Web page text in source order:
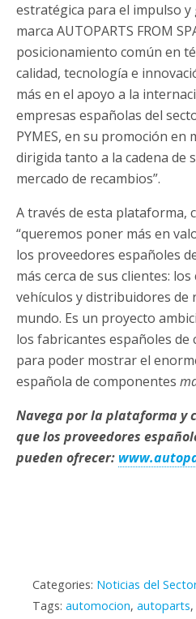
estratégica para el impulso y
marca AUTOPARTS FROM
posicionamiento común en
calidad, tecnología e
más en el apoyo a la
empresas españolas del
PYMES, en su promoción en
dirigida tanto a la cadena de
mercado de recambios”.
A través de esta plataforma,
“queremos poner más en
los proveedores españoles
más cerca de sus clientes:
vehículos y distribuidores de
mundo. Es un proyecto
los fabricantes españoles de
para poder mostrar el
española de componentes
Navega por la plataforma y
que los proveedores
pueden ofrecer:
Categories: Noticias del
Tags: automocion, autoparts,